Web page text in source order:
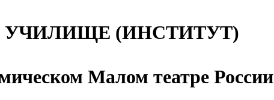
(ИНСТИТУТ)
Малом театре России